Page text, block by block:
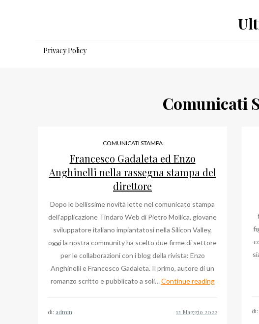
Privacy Policy
Comunicati
COMUNICATI STAMPA
Francesco Gadaleta ed Enzo
Anghinelli nella rassegna stampa del
direttore
Dopo le bellissime novità lette nel comunicato stampa
dell’applicazione Tindaro Web di Pietro Mollica, giovane
sviluppatore italiano impiantatosi nella Silicon Valley,
oggi la nostra community ha scelto due firme di settore
per le collaborazioni con i blog della rivista: Enzo
Anghinelli e Francesco Gadaleta. Il primo, autore di un
romanzo scritto e pubblicato a soli…Continue readingFrancesco
di: admin di: